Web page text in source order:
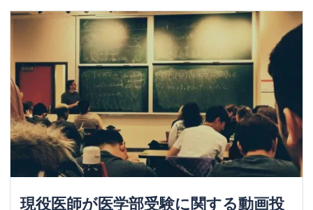
現役医師が医学部受験に関する動画投